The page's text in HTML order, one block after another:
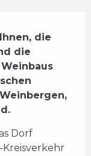
die
die
Dorf